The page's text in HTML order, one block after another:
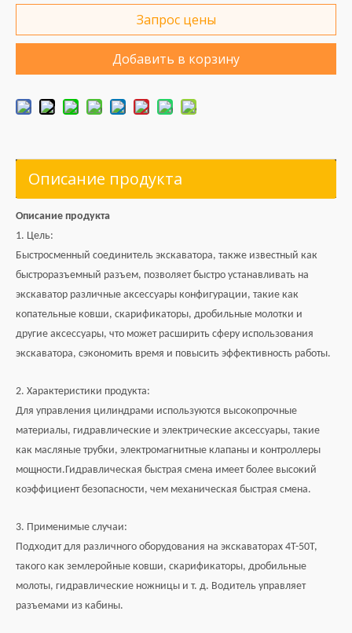
Запрос цены
Добавить в корзину
Описание продукта
Описание продукта
1. Цель:
Быстросменный соединитель экскаватора, также известный как
быстроразъемный разъем, позволяет быстро устанавливать на
экскаватор различные аксессуары конфигурации, такие как
копательные ковши, скарификаторы, дробильные молотки и
другие аксессуары, что может расширить сферу использования
экскаватора, сэкономить время и повысить эффективность работы.
2. Характеристики продукта:
Для управления цилиндрами используются высокопрочные
материалы, гидравлические и электрические аксессуары, такие
как масляные трубки, электромагнитные клапаны и контроллеры
мощности.Гидравлическая быстрая смена имеет более высокий
коэффициент безопасности, чем механическая быстрая смена.
3. Применимые случаи:
Подходит для различного оборудования на экскаваторах 4Т-50Т,
такого как землеройные ковши, скарификаторы, дробильные
молоты, гидравлические ножницы и т. д. Водитель управляет
разъемами из кабины.